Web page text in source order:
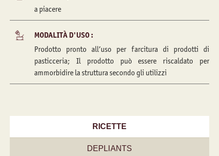
a piacere
MODALITÀ D'USO :
Prodotto pronto all’uso per farcitura di prodotti di
pasticceria; Il prodotto può essere riscaldato per
ammorbidire la struttura secondo gli utilizzi
RICETTE
DEPLIANTS